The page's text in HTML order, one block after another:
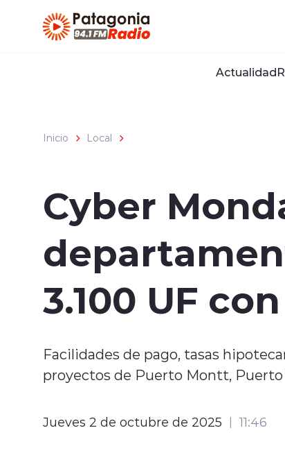
Actualidad
Inicio Local
Cyber
3.100 UF
Facilidades de pago, tasas
proyectos de Puerto Montt, Puerto
Jueves 2 de octubre de 2025 11:46